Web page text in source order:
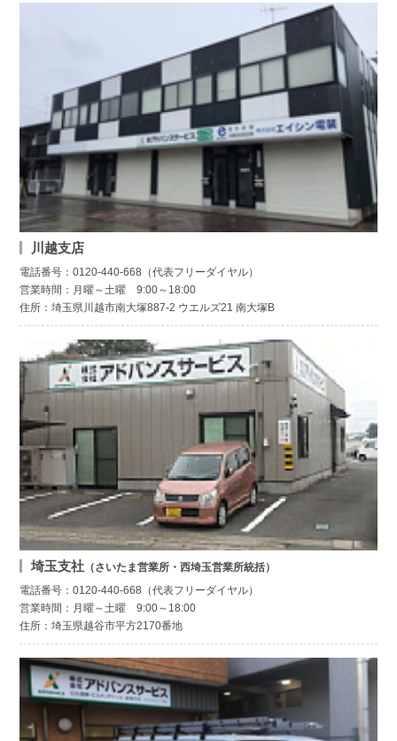
川越支店
電話番号：0120-440-668（代表フリーダイヤル）
営業時間：月曜～土曜 9:00～18:00
住所：埼玉県川越市南大塚887-2 ウエルズ21 南大塚B
埼玉支社 （さいたま営業所・西埼玉営業所統括）
電話番号：0120-440-668（代表フリーダイヤル）
営業時間：月曜～土曜 9:00～18:00
住所：埼玉県越谷市平方2170番地